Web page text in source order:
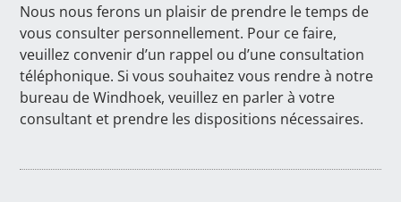
Nous nous ferons un plaisir de prendre le temps de
vous consulter personnellement. Pour ce faire,
veuillez convenir d’un rappel ou d’une consultation
téléphonique. Si vous souhaitez vous rendre à notre
bureau de Windhoek, veuillez en parler à votre
consultant et prendre les dispositions nécessaires.